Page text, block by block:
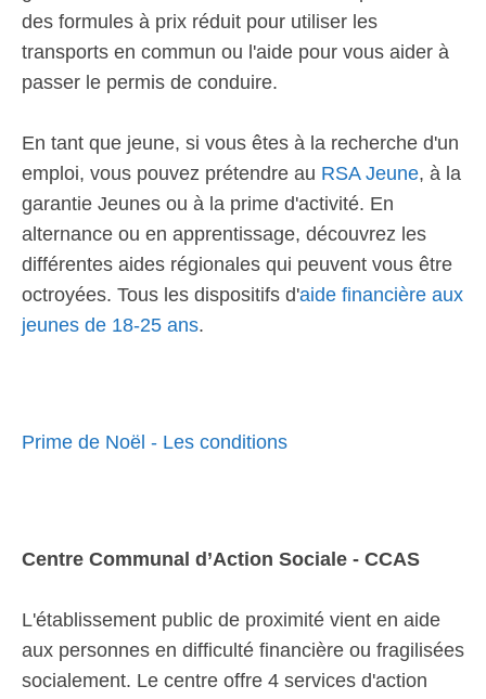
des formules à prix réduit pour utiliser les
transports en commun ou l'aide pour vous aider à
passer le permis de conduire.
En tant que jeune, si vous êtes à la recherche d'un
emploi, vous pouvez prétendre au RSA Jeune, à la
garantie Jeunes ou à la prime d'activité. En
alternance ou en apprentissage, découvrez les
différentes aides régionales qui peuvent vous être
octroyées. Tous les dispositifs d'aide financière aux
jeunes de 18-25 ans.
Prime de Noël - Les conditions
Centre Communal d’Action Sociale - CCAS
L'établissement public de proximité vient en aide
aux personnes en difficulté financière ou fragilisées
socialement. Le centre offre 4 services d'action